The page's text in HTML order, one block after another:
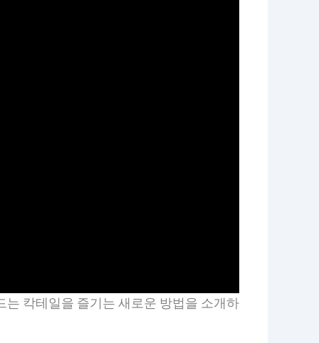
칵테일을 즐기는 새로운 방법을 소개하